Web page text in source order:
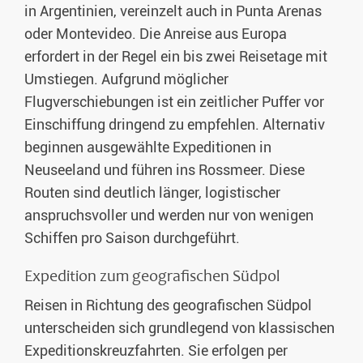
Steeple Jason und New
Island. In Südgeorgien
stehen sechs volle Tage für
wechselnde
Küstenabschnitte, große
Kolonien und die
Beobachtung von See
Elefanten in der Hauptzeit
der Jungenaufzucht zur
Verfügung, ergänzt durch
historische Orte wie
Grytviken und das Grab von
Ernest Shackleton.
in Argentinien, vereinzelt auch in Punta Arenas
oder Montevideo. Die Anreise aus Europa
erfordert in der Regel ein bis zwei Reisetage mit
Umstiegen. Aufgrund möglicher
Flugverschiebungen ist ein zeitlicher Puffer vor
Einschiffung dringend zu empfehlen. Alternativ
beginnen ausgewählte Expeditionen in
Neuseeland und führen ins Rossmeer. Diese
Routen sind deutlich länger, logistischer
anspruchsvoller und werden nur von wenigen
Schiffen pro Saison durchgeführt.
Expedition zum geografischen Südpol
Reisen in Richtung des geografischen Südpol
unterscheiden sich grundlegend von klassischen
Expeditionskreuzfahrten. Sie erfolgen per